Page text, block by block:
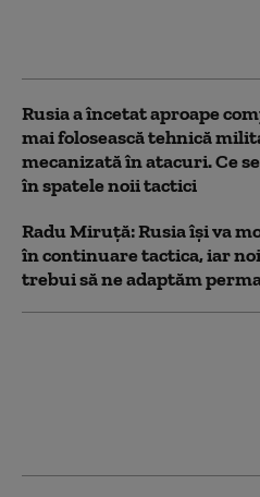
Rusia a încetat aproape
mai folosească tehnică
mecanizată în atacuri. Ce
în spatele noii tactici
Radu Miruță: Rusia își va
în continuare tactica, iar
trebui să ne adaptăm